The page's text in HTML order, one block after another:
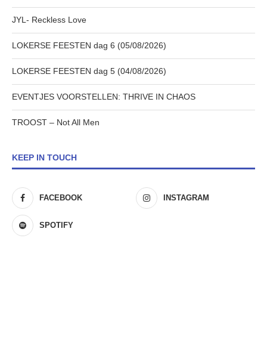
JYL- Reckless Love
LOKERSE FEESTEN dag 6 (05/08/2026)
LOKERSE FEESTEN dag 5 (04/08/2026)
EVENTJES VOORSTELLEN: THRIVE IN CHAOS
TROOST – Not All Men
KEEP IN TOUCH
FACEBOOK INSTAGRAM
SPOTIFY